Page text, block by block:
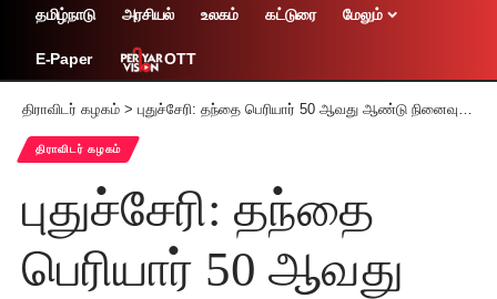
தமிழ்நாடு அரசியல் உலகம் கட்டுரை மேலும்
E-Paper OTT
திராவிடர் கழகம் > புதுச்சேரி: தந்தை பெரியார் 50 ஆவது ஆண்டு நினைவு நாள் கருத்தரங்கம்
திராவிடர் கழகம்
புதுச்சேரி: தந்தை
பெரியார் 50 ஆவது